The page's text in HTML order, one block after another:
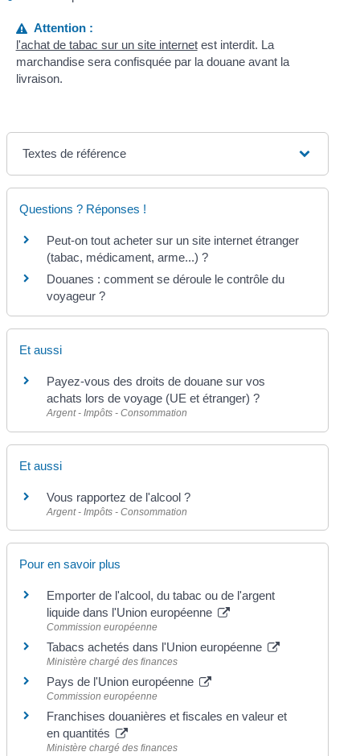
Attention :
l'achat de tabac sur un site internetest interdit. La
marchandise sera confisquée par la douane avant la
livraison.
Textes de référence
Questions ? Réponses !
Peut-on tout acheter sur un site internet étranger
(tabac, médicament, arme...) ?
Douanes : comment se déroule le contrôle du
voyageur ?
Et aussi
Payez-vous des droits de douane sur vos
achats lors de voyage (UE et étranger) ?
Argent - Impôts - Consommation
Et aussi
Vous rapportez de l'alcool ?
Argent - Impôts - Consommation
Pour en savoir plus
Emporter de l'alcool, du tabac ou de l'argent
liquide dans l'Union européenne
Commission européenne
Tabacs achetés dans l'Union européenne
Ministère chargé des finances
Pays de l'Union européenne
Commission européenne
Franchises douanières et fiscales en valeur et
en quantités
Ministère chargé des finances